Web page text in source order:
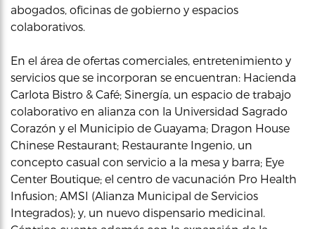
abogados, oficinas de gobierno y espacios
colaborativos.
En el área de ofertas comerciales, entretenimiento y
servicios que se incorporan se encuentran: Hacienda
Carlota Bistro & Café; Sinergía, un espacio de trabajo
colaborativo en alianza con la Universidad Sagrado
Corazón y el Municipio de Guayama; Dragon House
Chinese Restaurant; Restaurante Ingenio, un
concepto casual con servicio a la mesa y barra; Eye
Center Boutique; el centro de vacunación Pro Health
Infusion; AMSI (Alianza Municipal de Servicios
Integrados); y, un nuevo dispensario medicinal.